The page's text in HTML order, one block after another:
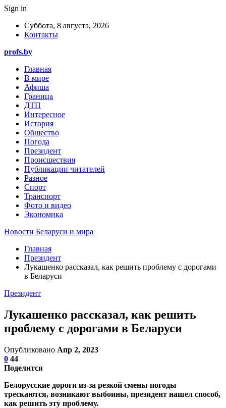
Sign in
Суббота, 8 августа, 2026
Контакты
profs.by
Главная
В мире
Афиша
Граница
ДТП
Интересное
История
Общество
Погода
Президент
Происшествия
Публикации читателей
Разное
Спорт
Транспорт
Фото и видео
Экономика
Новости Беларуси и мира
Главная
Президент
Лукашенко рассказал, как решить проблему с дорогами
в Беларуси
Президент
Лукашенко рассказал, как решить
проблему с дорогами в Беларуси
Опубликовано Апр 2, 2023
0 44
Поделится
Белорусские дороги из-за резкой смены погоды
трескаются, возникают выбоины, президент нашел способ,
как решить эту проблему.